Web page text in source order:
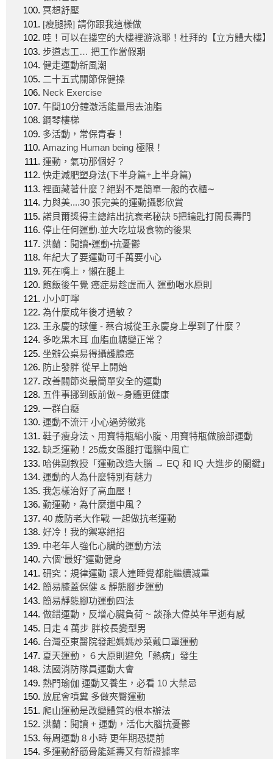
冥想舒壓
[瘦腿操] 請你跟我這樣做
哇！可以在摟空的大樓裡游泳耶！杜拜的【立方體大樓】
步道志工… 把工作當假期
健走運動新風潮
二十五式關節保健操
Neck Exercise
午間10分鐘激活能量甩去油脂
鋼琴樓梯
多活動，常保青春！
Amazing Human being 極限！
運動，氣功那個好 ?
快走減肥塑身法(下半身篇+上半身篇)
裡面藏著什麼？絕對不是簡單一般的衣櫃∼
力與美....30 張完美的運動攝影欣賞
諾貝爾獎得主總結出抗衰老秘訣 5把鑰匙打開長壽門
停止任何運動.並大吃垃圾食物的後果
洪蘭：閱讀•運動•抗憂鬱
年紀大了要運動可千萬要小心
死在嘴上，懶在腿上
飽飯後午覺 癌症易趁虛而入 運動喝水原則
小小叮嚀
為什麼成年後才過敏？
王永慶的球僮 - 蔡合城從王永慶身上學到了什麼？
多吃黑木耳 血脂血糖變正常？
坐辦公桌易得攝護腺癌
防止發胖 從早上開始
改善關節炎最簡單安全的運動
五件事挪到飯前做∼身體更健康
一群白癡
運動不流汗 小心過勞徵兆
鞋子瘦身法、用寶特瓶縮小腹、用寶特瓶做臉部運動
缺乏運動！25歲女盤腿打電腦中風亡
哈佛副教授「運動改造大腦 → EQ 和 IQ 大進步的關鍵」
運動的人為什麼特別有魅力
我怎樣治好了高血壓！
勤運動，為什麼還中風？
40 歲防老大作戰 一起做抗老運動
好冷！我的禦寒絕招
中老年人強化心臟的運動方法
六個“最好”運動健身
研究：規律運動 讓人連睡覺都能繼續減重
簡易膝蓋保健 & 靜態腳步運動
簡易靜態腳功運動四法
做錯運動，反增心臟負荷 ~ 談孫大偉英年早逝有感
日走 4 萬步 胖校長變型男
台灣亞東醫院發起媽媽炒菜戴口罩運動
夏天運動，６大原則避免「熱病」發生
法國消防隊員運動大會
熱門瑜伽 運動又養生，必看 10 大禁忌
放屁會噴糞 多做夾臀運動
爬山運動是改變體質的根本辦法
洪蘭：閱讀 + 運動，活化大腦抗憂鬱
每周運動 8 小時 更年期恐提前
多運動舒筋骨能延壽又有新證據率